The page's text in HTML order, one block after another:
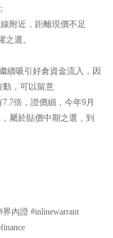
附近，距離現價不足
選。
續吸引好倉資金流入，因
動，可以留意
倍，證價細，今年9月
屬於貼價中期之選，到
內證 #inlinewarrant